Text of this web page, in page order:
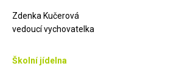
Zdenka Kučerová
vedoucí vychovatelka
Školní jídelna